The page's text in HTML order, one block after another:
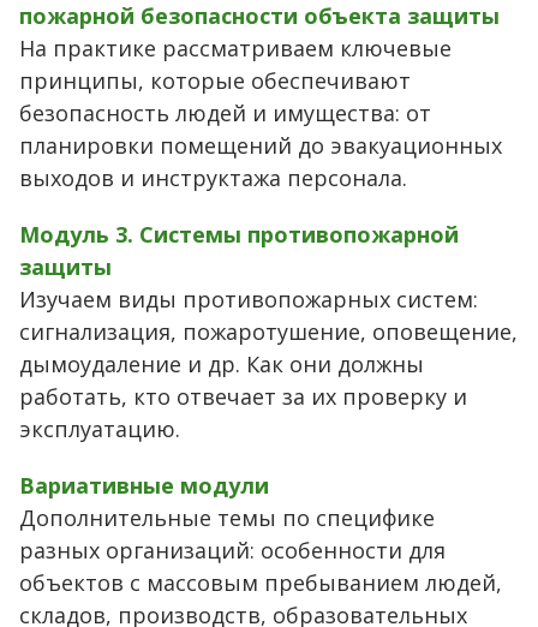
пожарной безопасности объекта защиты
На практике рассматриваем ключевые
принципы, которые обеспечивают
безопасность людей и имущества: от
планировки помещений до эвакуационных
выходов и инструктажа персонала.
Модуль 3. Системы противопожарной
защиты
Изучаем виды противопожарных систем:
сигнализация, пожаротушение, оповещение,
дымоудаление и др. Как они должны
работать, кто отвечает за их проверку и
эксплуатацию.
Вариативные модули
Дополнительные темы по специфике
разных организаций: особенности для
объектов с массовым пребыванием людей,
складов, производств, образовательных